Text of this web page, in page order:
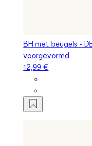
BH met beugels -
voorgevormd
12,99 €